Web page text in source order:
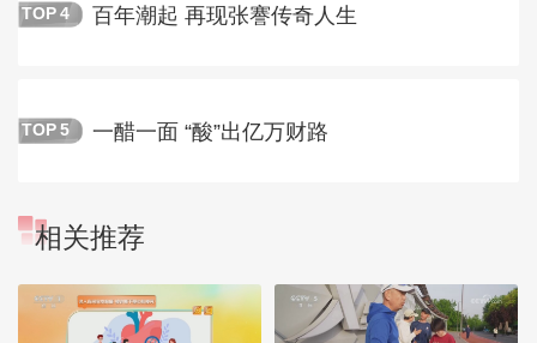
TOP 4 百年潮起 再现张謇传奇人生
TOP 5 一醋一面 “酸”出亿万财路
相关推荐